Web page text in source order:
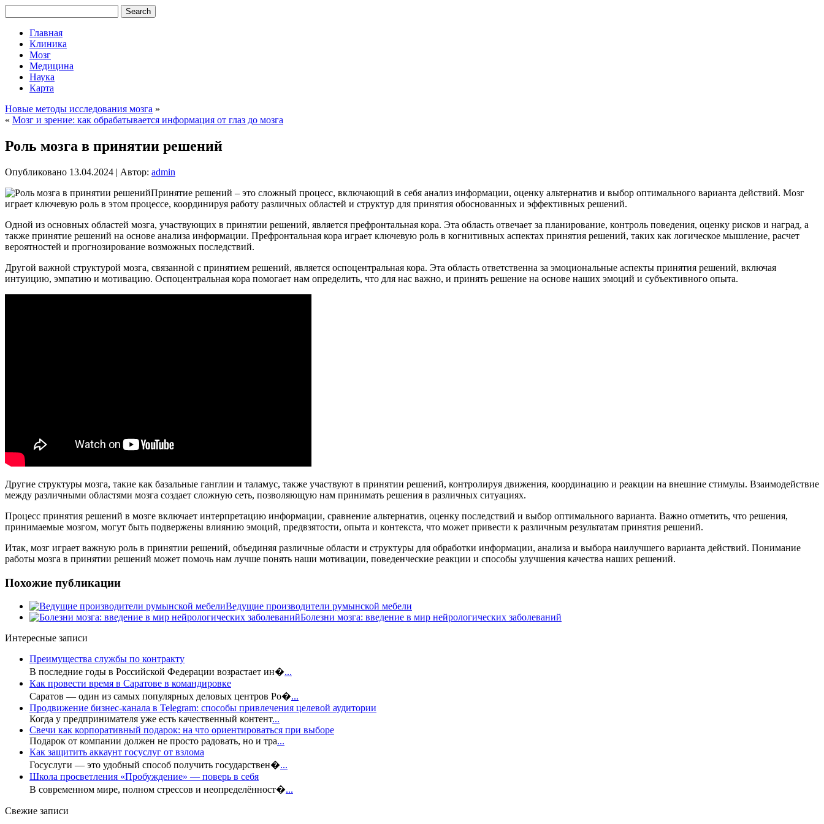
Главная
Клиника
Мозг
Медицина
Наука
Карта
Новые методы исследования мозга »
« Мозг и зрение: как обрабатывается информация от глаз до мозга
Роль мозга в принятии решений
Опубликовано 13.04.2024 | Автор: admin
Принятие решений – это сложный процесс, включающий в себя анализ информации, оценку альтернатив и выбор оптимального варианта действий. Мозг
играет ключевую роль в этом процессе, координируя работу различных областей и структур для принятия обоснованных и эффективных решений.
Одной из основных областей мозга, участвующих в принятии решений, является префронтальная кора. Эта область отвечает за планирование, контроль поведения, оценку рисков и наград, а
также принятие решений на основе анализа информации. Префронтальная кора играет ключевую роль в когнитивных аспектах принятия решений, таких как логическое мышление, расчет
вероятностей и прогнозирование возможных последствий.
Другой важной структурой мозга, связанной с принятием решений, является оспоцентральная кора. Эта область ответственна за эмоциональные аспекты принятия решений, включая
интуицию, эмпатию и мотивацию. Оспоцентральная кора помогает нам определить, что для нас важно, и принять решение на основе наших эмоций и субъективного опыта.
Другие структуры мозга, такие как базальные ганглии и таламус, также участвуют в принятии решений, контролируя движения, координацию и реакции на внешние стимулы. Взаимодействие
между различными областями мозга создает сложную сеть, позволяющую нам принимать решения в различных ситуациях.
Процесс принятия решений в мозге включает интерпретацию информации, сравнение альтернатив, оценку последствий и выбор оптимального варианта. Важно отметить, что решения,
принимаемые мозгом, могут быть подвержены влиянию эмоций, предвзятости, опыта и контекста, что может привести к различным результатам принятия решений.
Итак, мозг играет важную роль в принятии решений, объединяя различные области и структуры для обработки информации, анализа и выбора наилучшего варианта действий. Понимание
работы мозга в принятии решений может помочь нам лучше понять наши мотивации, поведенческие реакции и способы улучшения качества наших решений.
Похожие публикации
Ведущие производители румынской мебели
Болезни мозга: введение в мир нейрологических заболеваний
Интересные записи
Преимущества службы по контракту
В последние годы в Российской Федерации возрастает ин�...
Как провести время в Саратове в командировке
Саратов — один из самых популярных деловых центров Ро�...
Продвижение бизнес-канала в Telegram: способы привлечения целевой аудитории
Когда у предпринимателя уже есть качественный контент...
Свечи как корпоративный подарок: на что ориентироваться при выборе
Подарок от компании должен не просто радовать, но и тра...
Как защитить аккаунт госуслуг от взлома
Госуслуги — это удобный способ получить государствен�...
Школа просветления «Пробуждение» — поверь в себя
В современном мире, полном стрессов и неопределённост�...
Свежие записи